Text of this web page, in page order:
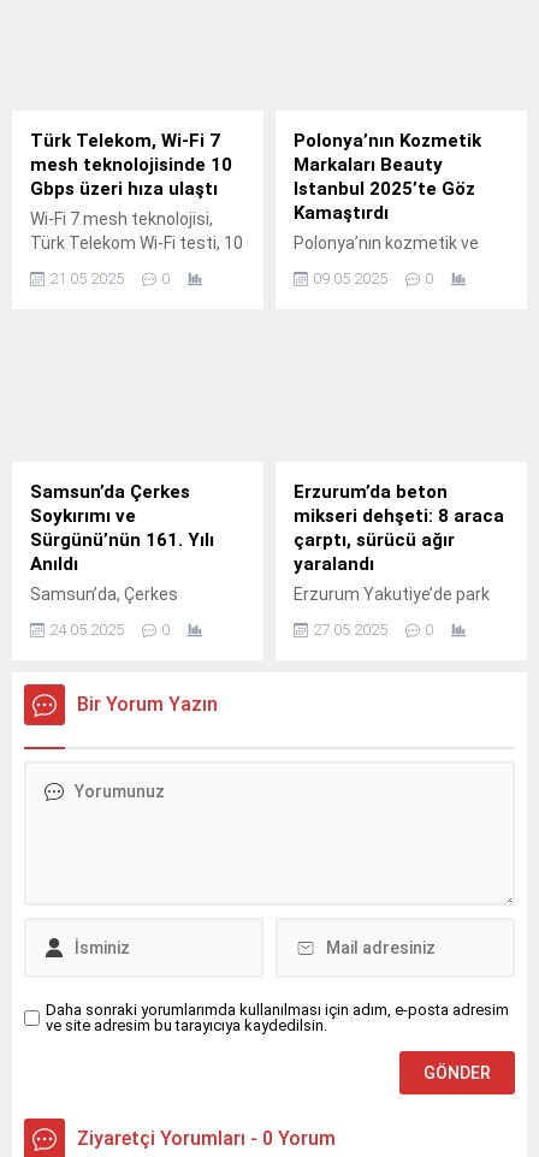
Türk Telekom, Wi-Fi 7
mesh teknolojisinde 10
Gbps üzeri hıza ulaştı
Wi-Fi 7 mesh teknolojisi,
Türk Telekom Wi-Fi testi, 10
Telekom TP-Link işbirliği,
21.05.2025 0
Polonya’nın Kozmetik
Markaları Beauty
Istanbul 2025’te Göz
Kamaştırdı
Polonya’nın kozmetik ve
tarihlerinde İstanbul
ürün yelpazesi sundu.
Polonya’nın İstanbul
Başkonsolosu Witold
Lesniak, “Polonya, bu
muhteşem etkinliğin en
büyük katılımcılarından...
09.05.2025 0
Samsun’da Çerkes
Soykırımı ve
Sürgünü’nün 161. Yılı
Anıldı
Samsun’da, Çerkes
Soykırımı ve Sürgünü’nün
161. yılı dolayısıyla anma
Etkinlikte Çerkes bayrakları
ve dövizlerle tarihi acılar
en acı olaylardan biri olan 21
etkinlik, Atakum...
24.05.2025 0
Erzurum’da beton
mikseri dehşeti: 8 araca
çarptı, sürücü ağır
yaralandı
Erzurum Yakutiye’de park
halindeki 8 araca çarpan
beton mikseri inşaat
Abdurrahman Şerif...
27.05.2025 0
Bir Yorum Yazın
Daha sonraki yorumlarımda kullanılması için adım, e-posta adresim
ve site adresim bu tarayıcıya kaydedilsin.
Ziyaretçi Yorumları - 0 Yorum